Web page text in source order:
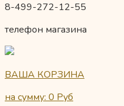
8-499-272-12-55
телефон магазина
ВАША КОРЗИНА
на сумму: 0 Руб